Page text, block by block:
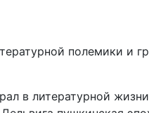
полемики и
в литературной